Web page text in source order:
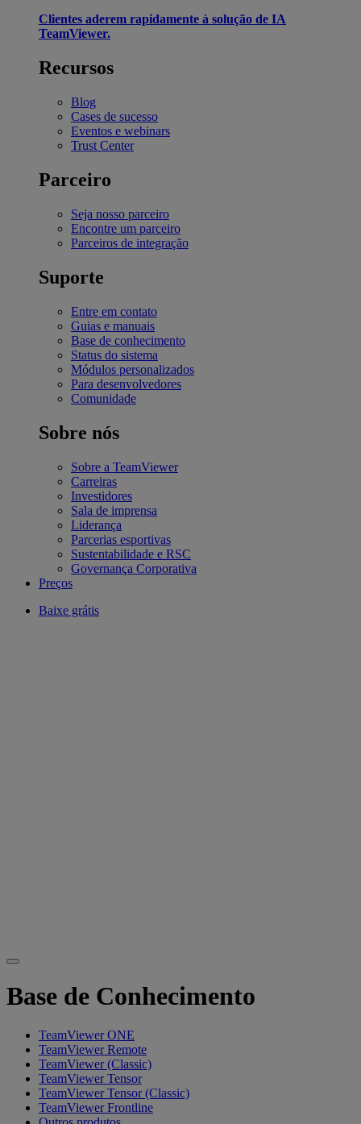
Clientes aderem rapidamente à solução de IA
TeamViewer.
Recursos
Blog
Cases de sucesso
Eventos e webinars
Trust Center
Parceiro
Seja nosso parceiro
Encontre um parceiro
Parceiros de integração
Suporte
Entre em contato
Guias e manuais
Base de conhecimento
Status do sistema
Módulos personalizados
Para desenvolvedores
Comunidade
Sobre nós
Sobre a TeamViewer
Carreiras
Investidores
Sala de imprensa
Liderança
Parcerias esportivas
Sustentabilidade e RSC
Governança Corporativa
Preços
Baixe grátis
Base de Conhecimento
TeamViewer ONE
TeamViewer Remote
TeamViewer (Classic)
TeamViewer Tensor
TeamViewer Tensor (Classic)
TeamViewer Frontline